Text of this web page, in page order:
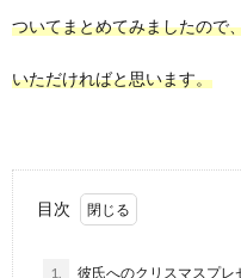
ついてまとめてみましたので
いただければと思います。
目次
1. 彼氏へのクリスマスプレ